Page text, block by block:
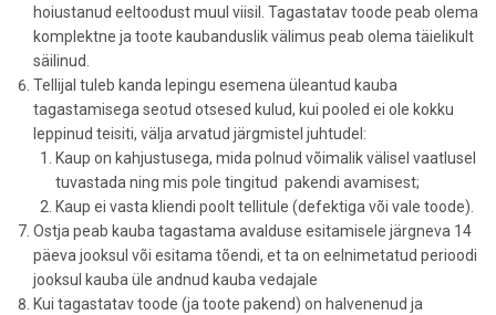
hoiustanud eeltoodust muul viisil. Tagastatav toode peab olema
komplektne ja toote kaubanduslik välimus peab olema täielikult
säilinud.
Tellijal tuleb kanda lepingu esemena üleantud kauba
tagastamisega seotud otsesed kulud, kui pooled ei ole kokku
leppinud teisiti, välja arvatud järgmistel juhtudel:
Kaup on kahjustusega, mida polnud võimalik välisel vaatlusel
tuvastada ning mis pole tingitud pakendi avamisest;
Kaup ei vasta kliendi poolt tellitule (defektiga või vale toode).
Ostja peab kauba tagastama avalduse esitamisele järgneva 14
päeva jooksul või esitama tõendi, et ta on eelnimetatud perioodi
jooksul kauba üle andnud kauba vedajale
Kui tagastatav toode (ja toote pakend) on halvenenud ja